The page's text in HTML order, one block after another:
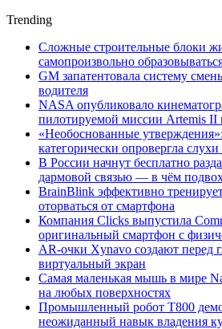
Trending
Сложные строительные блоки
самопроизвольно
GM запатентовала систему
водителя
NASA опубликовало
пилотируемой миссии Artemis II
«Необоснованные
категорически опровергла
В России начнут бесплатно
дармовой связью — в чём
BrainBlink эффективно
оторваться от смартфона
Компания Clicks выпустила
оригинальный смартфон с
AR-очки Xynavo создают перед
виртуальный экран
Самая маленькая мышь в мире
на любых поверхностях
Промышленный робот Т800
неожиданный навык владения